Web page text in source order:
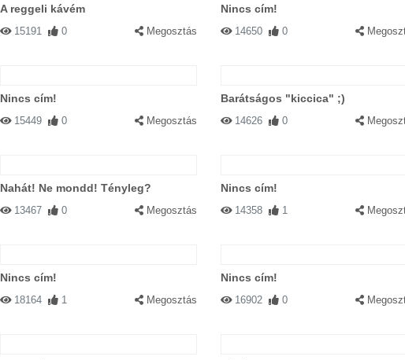
A reggeli kávém
15191 0 Megosztás
Nincs cím!
14650 0
Nincs cím!
15449 0 Megosztás
Barátságos "kiccica" ;)
14626 0
Nahát! Ne mondd! Tényleg?
13467 0 Megosztás
Nincs cím!
14358 1
Nincs cím!
18164 1 Megosztás
Nincs cím!
16902 0